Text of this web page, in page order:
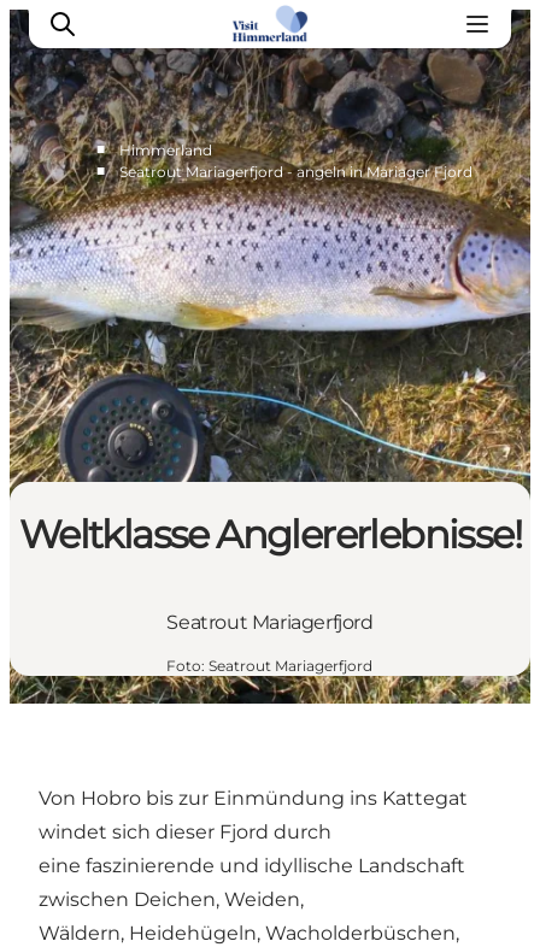
Erlebnisse
Natur
Städte und Orte
Das passiert
Reiseplanung
Praktische Informationen
■
Himmerland
■
Seatrout Mariagerfjord - angeln in Mariager Fjord
Weltklasse Anglererlebnisse!
Seatrout Mariagerfjord
Foto: Seatrout Mariagerfjord
Von Hobro bis zur Einmündung ins Kattegat
windet sich dieser Fjord durch
eine faszinierende und idyllische Landschaft
zwischen Deichen, Weiden,
Wäldern, Heidehügeln, Wacholderbüschen,